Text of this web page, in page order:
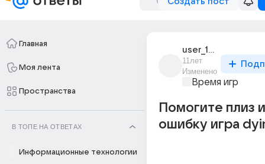
Главная
Моя лента
Пространства
В ТОПЕ НА ОТВЕТАХ
Информационные технологии
user_188638778
11лет
Изменено
Время игр
Помогите плиз
ошибку игра